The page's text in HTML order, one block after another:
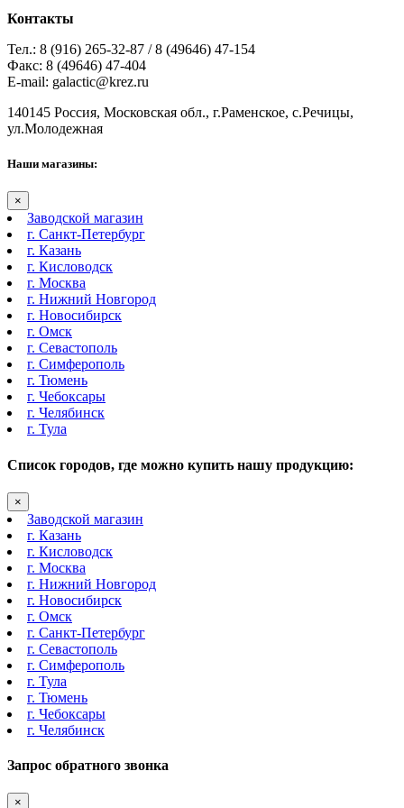
Контакты
Тел.: 8 (916) 265-32-87 / 8 (49646) 47-154
Факс: 8 (49646) 47-404
E-mail: galactic@krez.ru
140145 Россия, Московская обл., г.Раменское, с.Речицы,
ул.Молодежная
Наши магазины:
×
Заводской магазин
г. Санкт-Петербург
г. Казань
г. Кисловодск
г. Москва
г. Нижний Новгород
г. Новосибирск
г. Омск
г. Севастополь
г. Симферополь
г. Тюмень
г. Чебоксары
г. Челябинск
г. Тула
Список городов, где можно купить нашу продукцию:
×
Заводской магазин
г. Казань
г. Кисловодск
г. Москва
г. Нижний Новгород
г. Новосибирск
г. Омск
г. Санкт-Петербург
г. Севастополь
г. Симферополь
г. Тула
г. Тюмень
г. Чебоксары
г. Челябинск
Запрос обратного звонка
×